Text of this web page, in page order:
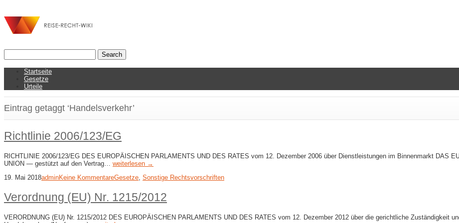
Startseite
Gesetze
Urteile
Eintrag getaggt ‘Handelsverkehr’
Richtlinie 2006/123/EG
RICHTLINIE 2006/123/EG DES EUROPÄISCHEN PARLAMENTS UND DES RATES vom 12. Dezember 2006 über Dienstleistungen im Binnenmarkt DAS
UNION — gestützt auf den Vertrag… weiterlesen →
19. Mai 2018adminKeine KommentareGesetze, Sonstige Rechtsvorschriften
Verordnung (EU) Nr. 1215/2012
VERORDNUNG (EU) Nr. 1215/2012 DES EUROPÄISCHEN PARLAMENTS UND DES RATES vom 12. Dezember 2012 über die gerichtliche Zuständigkeit